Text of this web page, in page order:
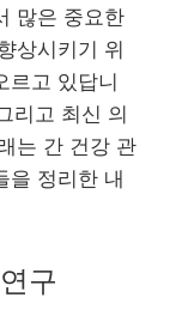
많은 중요한
상시키기 위
르고 있답니
리고 최신 의
는 간 건강 관
을 정리한 내
구